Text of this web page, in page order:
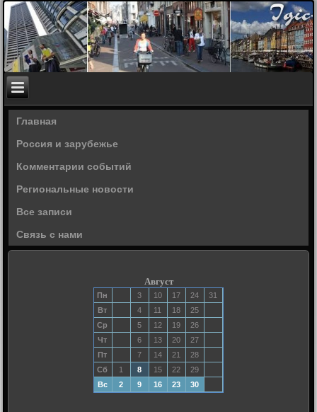
Главная
Россия и зарубежье
Комментарии событий
Региональные новости
Все записи
Связь с нами
Август
Пн 3 10 17 24
31
Вт
4 11 18
25
Ср
5 12 19
26
Чт
6 13 20
27
Пт
7 14 21
28
Сб
1 8 15 22
29
Вс
2 9 16 23 30